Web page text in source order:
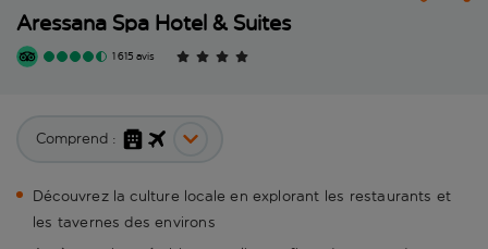
Aressana Spa Hotel & Suites
1 615 avis
Comprend :
Découvrez la culture locale en explorant les restaurants et
les tavernes des environs